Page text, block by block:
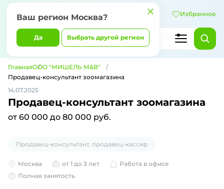
Ваш регион Москва?
Да Выбрать другой регион
Избранное
ГлавнаяООО "МИШЕЛЬ М&В"
Продавец-консультант зоомагазина
14.07.2025
Продавец-консультант зоомагазина
от 60 000 до 80 000 руб.
Продавец-консультант, продавец-кассир
Москва от 1 до 3 лет
Работа в офисе
Полная занятость